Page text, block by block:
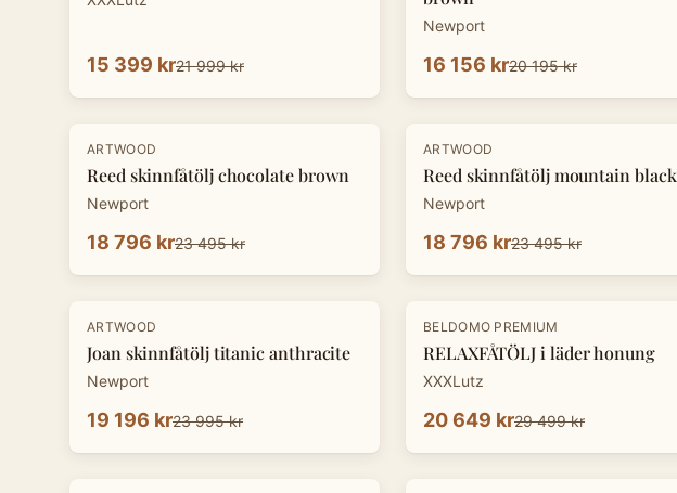
15 399 kr21 999 kr
Newport
16 156 kr20 195 kr
-20%
ARTWOOD
Reed skinnfåtölj chocolate brown
Newport
18 796 kr23 495 kr
-20%
ARTWOOD
Reed skinnfåtölj mountain black
Newport
18 796 kr23 495 kr
-20%
ARTWOOD
Joan skinnfåtölj titanic anthracite
Newport
19 196 kr23 995 kr
-30 %
BELDOMO PREMIUM
RELAXFÅTÖLJ i läder honung
XXXLutz
20 649 kr29 499 kr